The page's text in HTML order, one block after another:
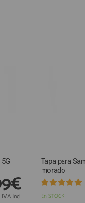
y confirmada por
IVA Incl.
Tapa para
morado
En STOCK